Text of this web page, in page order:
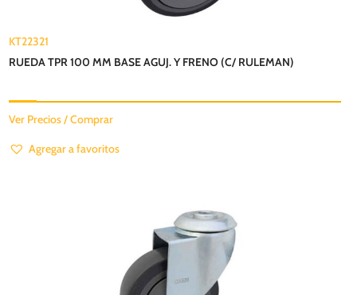
KT22321
RUEDA TPR 100 MM BASE AGUJ. Y FRENO (C/ RULEMAN)
Ver Precios / Comprar
Agregar a favoritos